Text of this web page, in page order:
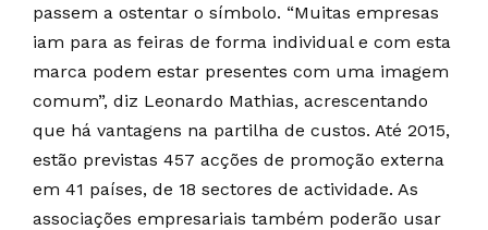
passem a ostentar o símbolo. “Muitas empresas
iam para as feiras de forma individual e com esta
marca podem estar presentes com uma imagem
comum”, diz Leonardo Mathias, acrescentando
que há vantagens na partilha de custos. Até 2015,
estão previstas 457 acções de promoção externa
em 41 países, de 18 sectores de actividade. As
associações empresariais também poderão usar